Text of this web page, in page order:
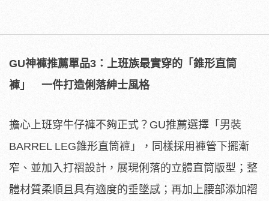
GU神褲推薦單品3 ：上班族最實穿的「錐形直筒
褲」 一件打造俐落紳士風格
擔心上班穿牛仔褲不夠正式？GU推薦選擇「男裝
BARREL LEG錐形直筒褲」，同樣採用褲管下擺漸
窄、並加入打褶設計，展現俐落的立體直筒版型；整
體材質柔順且具有適度的垂墜感；再加上腰部添加褶